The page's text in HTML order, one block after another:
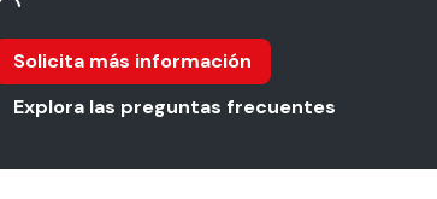
Solicita más información
Explora las preguntas frecuentes